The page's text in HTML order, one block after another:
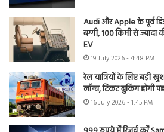
Audi और Apple के पूर्व
बग्गी, 100 किमी से
EV
19 July 2026 - 4:48 PM
रेल यात्रियों के लिए बड़ी
लॉन्च, टिकट बुकिंग
16 July 2026 - 1:45 PM